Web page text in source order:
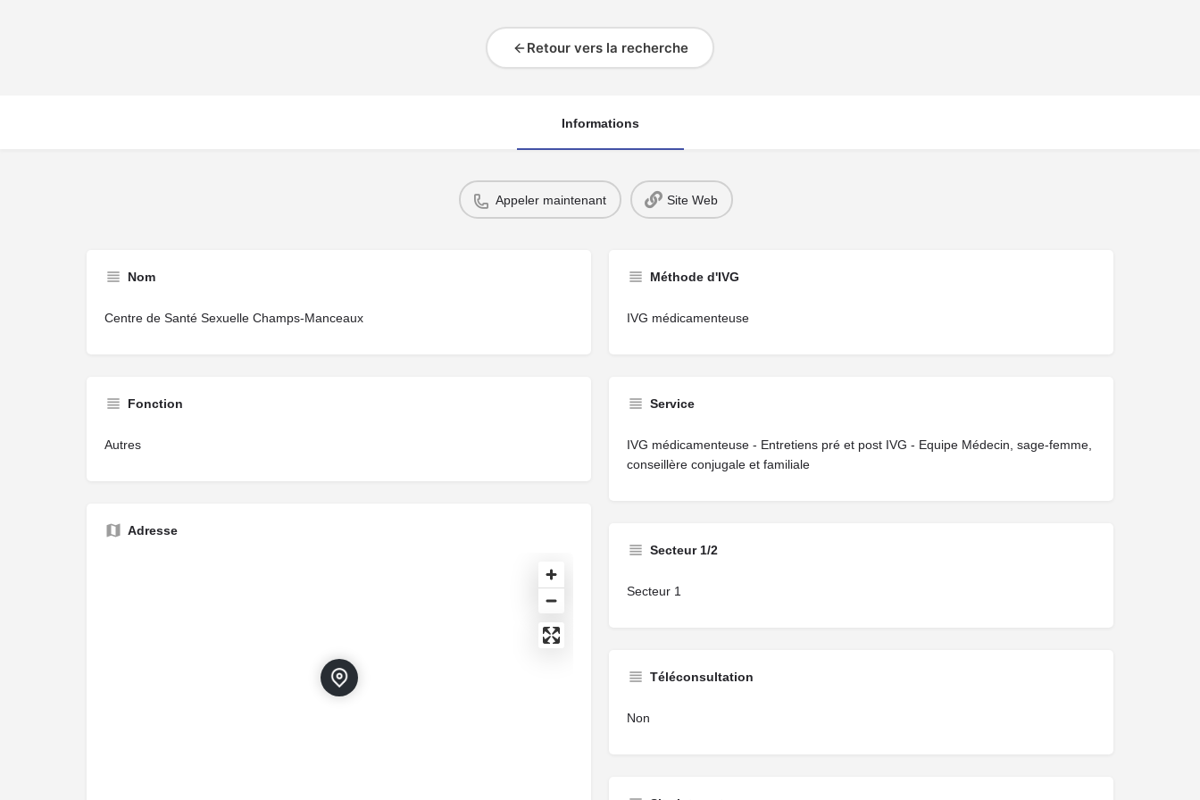
Retour vers la recherche
Informations
Appeler maintenant Site Web
Nom
Centre de Santé Sexuelle Champs-Manceaux
Fonction
Autres
Adresse
Méthode d'IVG
IVG médicamenteuse
Service
IVG médicamenteuse - Entretiens pré et post IVG - Equipe Médecin, sage-femme,
conseillère conjugale et familiale
Secteur 1/2
Secteur 1
Téléconsultation
Non